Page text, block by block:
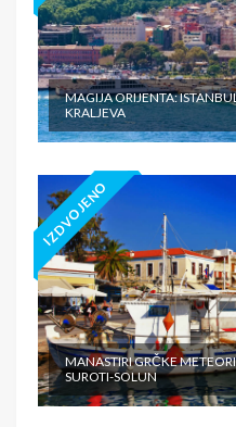
MAGIJA ORIJENTA:
KRALJEVA
IZDVOJENO
MANASTIRI GRČKE
SUROTI-SOLUN